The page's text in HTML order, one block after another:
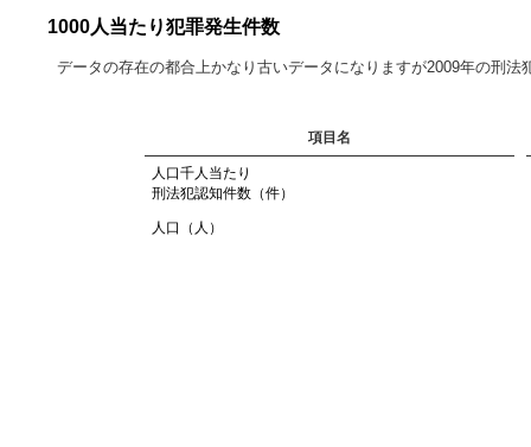
1000人当たり犯罪発生件数
データの存在の都合上かなり古いデータになりますが2009年の刑
項目名
人口千人当たり
刑法犯認知件数（件）
人口（人）